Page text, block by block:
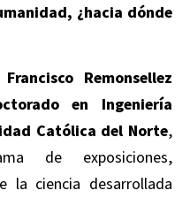
¿hacia dónde
Remonsellez
en Ingeniería
Católica del Norte,
de exposiciones,
la ciencia desarrollada